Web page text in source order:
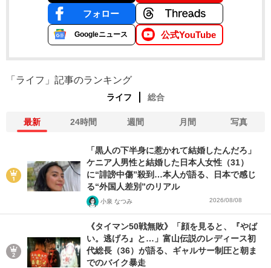
フォロー
Googleニュース 公式YouTube
「ライフ」記事のランキング
ライフ 総合
最新 24時間 週間 月間 写真
「黒人の下半身に惹かれて結婚したんだろ」
ケニア人男性と結婚した日本人女性（31）
に“誹謗中傷”殺到…本人が語る、日本で感じ
る“外国人差別”のリアル
小泉 なつみ 2026/08/08
《タイマン50戦無敗》「顔を見ると、『やば
い。逃げろ』と…」富山伝説のレディース初
代総長（36）が語る、ギャルサー制圧と朝ま
でのバイク暴走